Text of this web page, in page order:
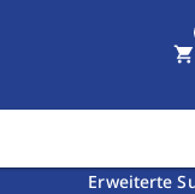
Erweiterte
shopping_cart